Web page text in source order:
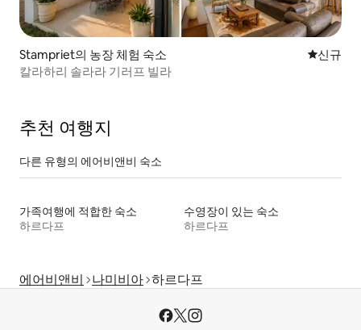
Stampriet의 농장 체험 숙소 신규 숙소
신규
칼라하리 솔라라 기러프 빌라
추천 여행지
다른 유형의 에어비앤비 숙소
가족여행에 적합한 숙소
하르다프
수영장이 있는 숙소
하르다프
에어비앤비 나미비아 하르다프